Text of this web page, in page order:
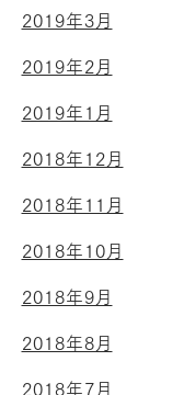
2019年3月
2019年2月
2019年1月
2018年12月
2018年11月
2018年10月
2018年9月
2018年8月
2018年7月